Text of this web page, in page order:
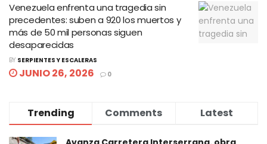
Venezuela enfrenta una tragedia sin
precedentes: suben a 920 los muertos y
más de 50 mil personas siguen
desaparecidas
BY SERPIENTES Y ESCALERAS
JUNIO 26, 2026 0
Trending Comments Latest